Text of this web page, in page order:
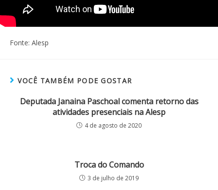
Fonte: Alesp
VOCÊ TAMBÉM PODE GOSTAR
Deputada Janaina Paschoal comenta retorno das
atividades presenciais na Alesp
4 de agosto de 2020
Troca do Comando
3 de julho de 2019